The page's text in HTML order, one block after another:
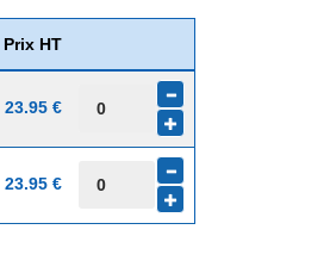
Prix HT
23.95 €
23.95 €